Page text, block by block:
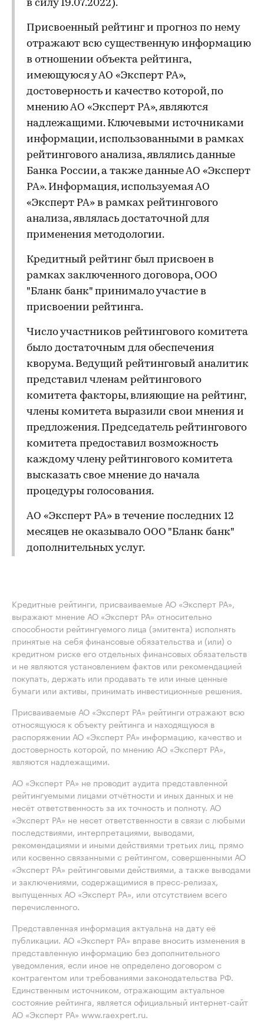
в силу 19.07.2022).
Присвоенный рейтинг и прогноз по нему
отражают всю существенную информацию
в отношении объекта рейтинга,
имеющуюся у АО «Эксперт РА»,
достоверность и качество которой, по
мнению АО «Эксперт РА», являются
надлежащими. Ключевыми источниками
информации, использованными в рамках
рейтингового анализа, являлись данные
Банка России, а также данные АО «Эксперт
РА». Информация, используемая АО
«Эксперт РА» в рамках рейтингового
анализа, являлась достаточной для
применения методологии.
Кредитный рейтинг был присвоен в
рамках заключенного договора, ООО
"Бланк банк" принимало участие в
присвоении рейтинга.
Число участников рейтингового комитета
было достаточным для обеспечения
кворума. Ведущий рейтинговый аналитик
представил членам рейтингового
комитета факторы, влияющие на рейтинг,
члены комитета выразили свои мнения и
предложения. Председатель рейтингового
комитета предоставил возможность
каждому члену рейтингового комитета
высказать свое мнение до начала
процедуры голосования.
АО «Эксперт РА» в течение последних 12
месяцев не оказывало ООО "Бланк банк"
дополнительных услуг.
Кредитные рейтинги, присваиваемые АО «Эксперт РА»,
выражают мнение АО «Эксперт РА» относительно
способности рейтингуемого лица (эмитента) исполнять
принятые на себя финансовые обязательства и (или) о
кредитном риске его отдельных финансовых обязательств
и не являются установлением фактов или рекомендацией
покупать, держать или продавать те или иные ценные
бумаги или активы, принимать инвестиционные решения.
Присваиваемые АО «Эксперт РА» рейтинги отражают всю
относящуюся к объекту рейтинга и находящуюся в
распоряжении АО «Эксперт РА» информацию, качество и
достоверность которой, по мнению АО «Эксперт РА»,
являются надлежащими.
АО «Эксперт РА» не проводит аудита представленной
рейтингуемыми лицами отчётности и иных данных и не
несёт ответственность за их точность и полноту. АО
«Эксперт РА» не несет ответственности в связи с любыми
последствиями, интерпретациями, выводами,
рекомендациями и иными действиями третьих лиц, прямо
или косвенно связанными с рейтингом, совершенными АО
«Эксперт РА» рейтинговыми действиями, а также выводами
и заключениями, содержащимися в пресс-релизах,
выпущенных АО «Эксперт РА», или отсутствием всего
перечисленного.
Представленная информация актуальна на дату её
публикации. АО «Эксперт РА» вправе вносить изменения в
представленную информацию без дополнительного
уведомления, если иное не определено договором с
контрагентом или требованиями законодательства РФ.
Единственным источником, отражающим актуальное
состояние рейтинга, является официальный интернет-сайт
АО «Эксперт РА» www.raexpert.ru.